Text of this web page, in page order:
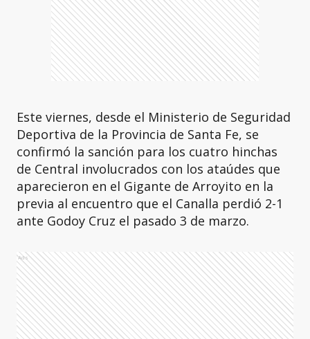
Este viernes, desde el Ministerio de Seguridad
Deportiva de la Provincia de Santa Fe, se
confirmó la sanción para los cuatro hinchas
de Central involucrados con los ataúdes que
aparecieron en el Gigante de Arroyito en la
previa al encuentro que el Canalla perdió 2-1
ante Godoy Cruz el pasado 3 de marzo.
Ads